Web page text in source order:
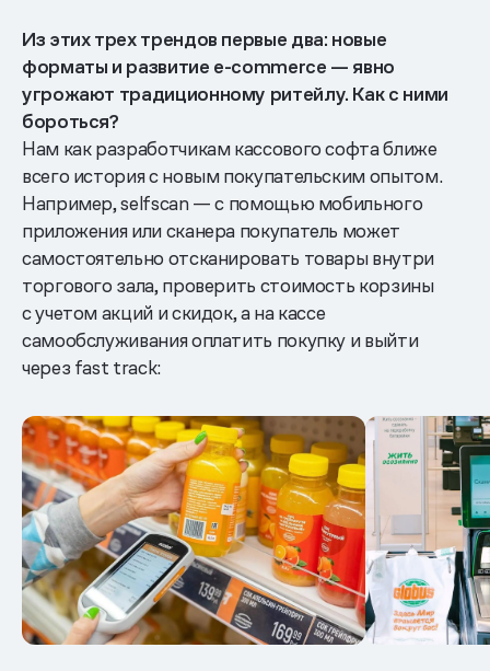
Из этих трех трендов первые два: новые
форматы и развитие e-commerce — явно
угрожают традиционному ритейлу. Как с ними
бороться?
Нам как разработчикам кассового софта ближе
всего история с новым покупательским опытом.
Например, selfscan — с помощью мобильного
приложения или сканера покупатель может
самостоятельно отсканировать товары внутри
торгового зала, проверить стоимость корзины
с учетом акций и скидок, а на кассе
самообслуживания оплатить покупку и выйти
через fast track: